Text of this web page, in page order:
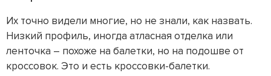
Их точно видели многие, но не знали, как назвать.
Низкий профиль, иногда атласная отделка или
ленточка – похоже на балетки, но на подошве от
кроссовок. Это и есть кроссовки-балетки.